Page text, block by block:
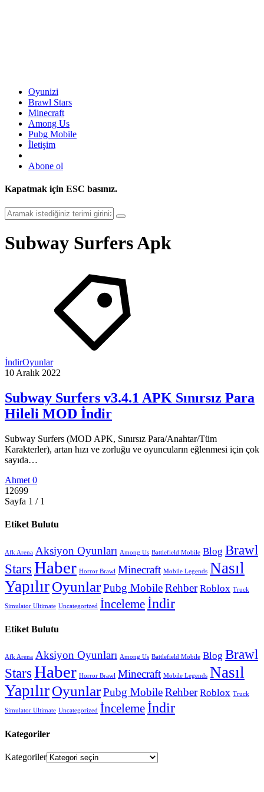
Oyunizi
Brawl Stars
Minecraft
Among Us
Pubg Mobile
İletişim
Abone ol
Kapatmak için ESC basınız.
Subway Surfers Apk
İndirOyunlar
10 Aralık 2022
Subway Surfers v3.4.1 APK Sınırsız Para
Hileli MOD İndir
Subway Surfers (MOD APK, Sınırsız Para/Anahtar/Tüm
Karakterler), artan hızı ve zorluğu ve oyuncuların eğlenmesi için çok
sayıda…
Ahmet 0
12699
Sayfa 1 / 1
Etiket Bulutu
Afk Arena Aksiyon Oyunları Among Us Battlefield Mobile Blog Brawl
Stars Haber Horror Brawl Minecraft Mobile Legends Nasıl
YapılırOyunlarPubg MobileRehber Roblox Truck
Simulator Ultimate Uncategorized İnceleme İndir
Etiket Bulutu
Afk Arena Aksiyon Oyunları Among Us Battlefield Mobile Blog Brawl
Stars Haber Horror Brawl Minecraft Mobile Legends Nasıl
YapılırOyunlarPubg MobileRehber Roblox Truck
Simulator Ultimate Uncategorized İnceleme İndir
Kategoriler
Kategoriler